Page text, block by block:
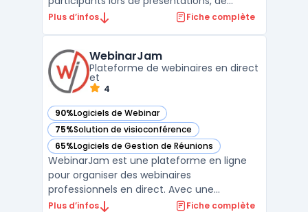
formations ou de cours. Grâce à son
sessions pédagogiques en expériences
dynamiques. Les utilisateurs peuv ...
Plus d’infos Fiche complète
WebinarJam
Plateforme de webinaires en direct
et
4
90%Logiciels de Webinar
— voir WebinarJam dans cette catégorie
75%Solution de visioconférence
— voir WebinarJam dans cette catégorie
65%Logiciels de Gestion de Réunions
— voir WebinarJam dans cette catégorie
WebinarJam est une plateforme en ligne
pour organiser des webinaires
professionnels en direct. Avec une
interface facile à utiliser, WebinarJam
Plus d’infos Fiche complète